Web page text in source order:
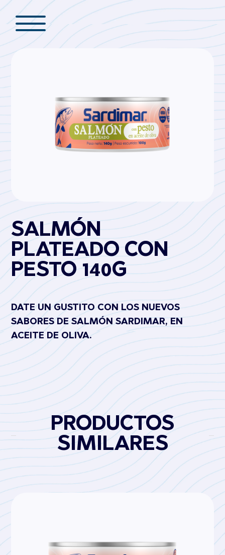
SALMÓN
PLATEADO CON
PESTO 140G
DATE UN GUSTITO CON LOS NUEVOS
SABORES DE SALMÓN SARDIMAR, EN
ACEITE DE OLIVA.
PRODUCTOS
SIMILARES